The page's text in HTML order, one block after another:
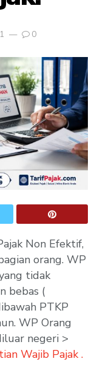
0
Non Efektif,
orang. WP
tidak
bebas (
PTKP
WP Orang
negeri >
Wajib Pajak .